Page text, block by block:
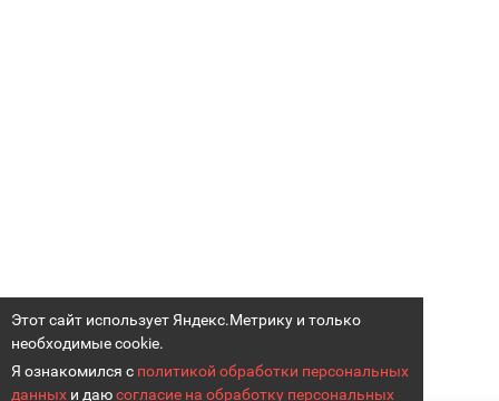
Этот сайт использует Яндекс.Метрику и только
необходимые cookie.
Я ознакомился с политикой обработки персональных
данных и даюсогласие на обработку персональных